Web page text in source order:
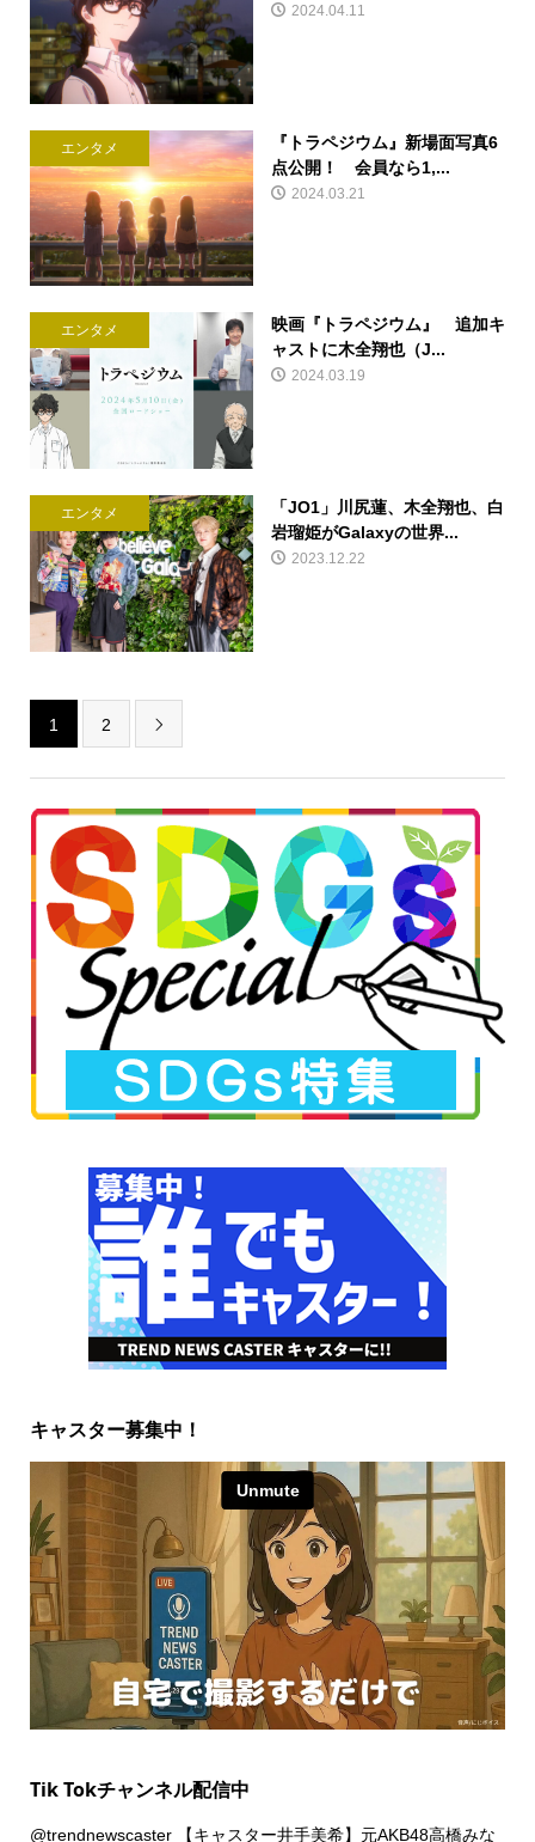
2024.04.11
エンタメ
『トラペジウム』新場面写真6
点公開！ 会員なら1,...
2024.03.21
エンタメ
映画『トラペジウム』 追加キ
ャストに木全翔也（J...
2024.03.19
エンタメ
「JO1」川尻蓮、木全翔也、白
岩瑠姫がGalaxyの世界...
2023.12.22
1 2 
キャスター募集中！
Tik Tokチャンネル配信中
@trendnewscaster【キャスター井手美希】元AKB48高橋みな